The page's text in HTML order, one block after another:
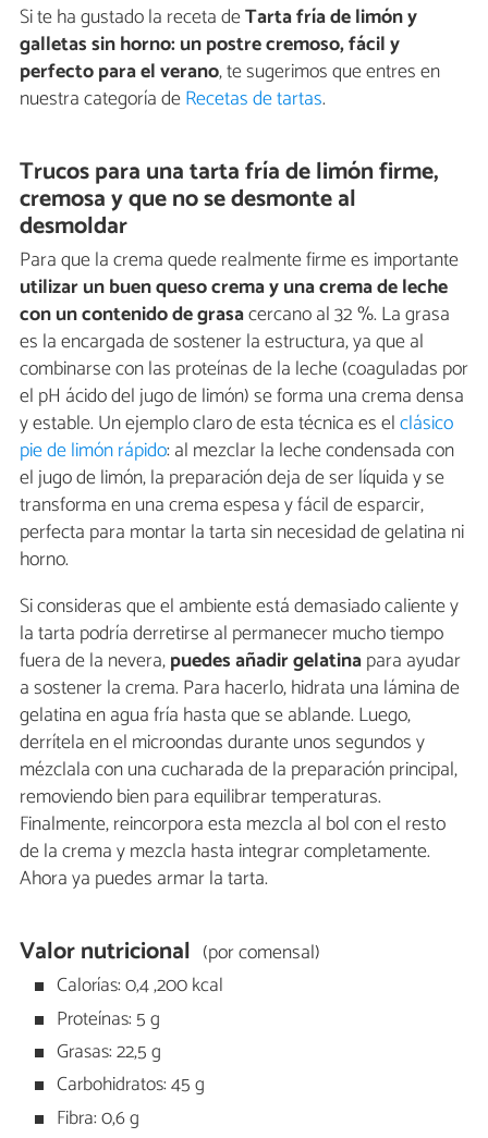
Si te ha gustado la receta deTarta fría de limón y
galletas sin horno: un postre cremoso, fácil y
perfecto para el verano, te sugerimos que entres en
nuestra categoría deRecetas de tartas.
Trucos para una tarta fría de limón firme,
cremosa y que no se desmonte al
desmoldar
Para que la crema quede realmente firme es importante
utilizar un buen queso crema y una crema de leche
con un contenido de grasacercano al 32 %. La grasa
es la encargada de sostener la estructura, ya que al
combinarse con las proteínas de la leche (coaguladas por
el pH ácido del jugo de limón) se forma una crema densa
y estable. Un ejemplo claro de esta técnica es elclásico
pie de limón rápido: al mezclar la leche condensada con
el jugo de limón, la preparación deja de ser líquida y se
transforma en una crema espesa y fácil de esparcir,
perfecta para montar la tarta sin necesidad de gelatina ni
horno.
Si consideras que el ambiente está demasiado caliente y
la tarta podría derretirse al permanecer mucho tiempo
fuera de la nevera,puedes añadir gelatinapara ayudar
a sostener la crema. Para hacerlo, hidrata una lámina de
gelatina en agua fría hasta que se ablande. Luego,
derrítela en el microondas durante unos segundos y
mézclala con una cucharada de la preparación principal,
removiendo bien para equilibrar temperaturas.
Finalmente, reincorpora esta mezcla al bol con el resto
de la crema y mezcla hasta integrar completamente.
Ahora ya puedes armar la tarta.
Valor nutricional (por comensal)
Calorías: 0,4 ,200 kcal
Proteínas: 5 g
Grasas: 22,5 g
Carbohidratos: 45 g
Fibra: 0,6 g